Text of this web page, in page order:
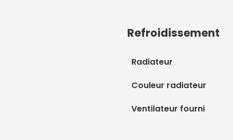
Refroidissement
Radiateur
Couleur radiateur
Ventilateur fourni